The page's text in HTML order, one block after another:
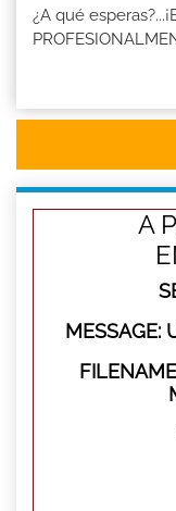
¿A qué
A
MESSAGE: